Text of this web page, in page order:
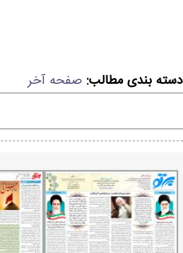
دسته بندی مطالب: صفحه آخر